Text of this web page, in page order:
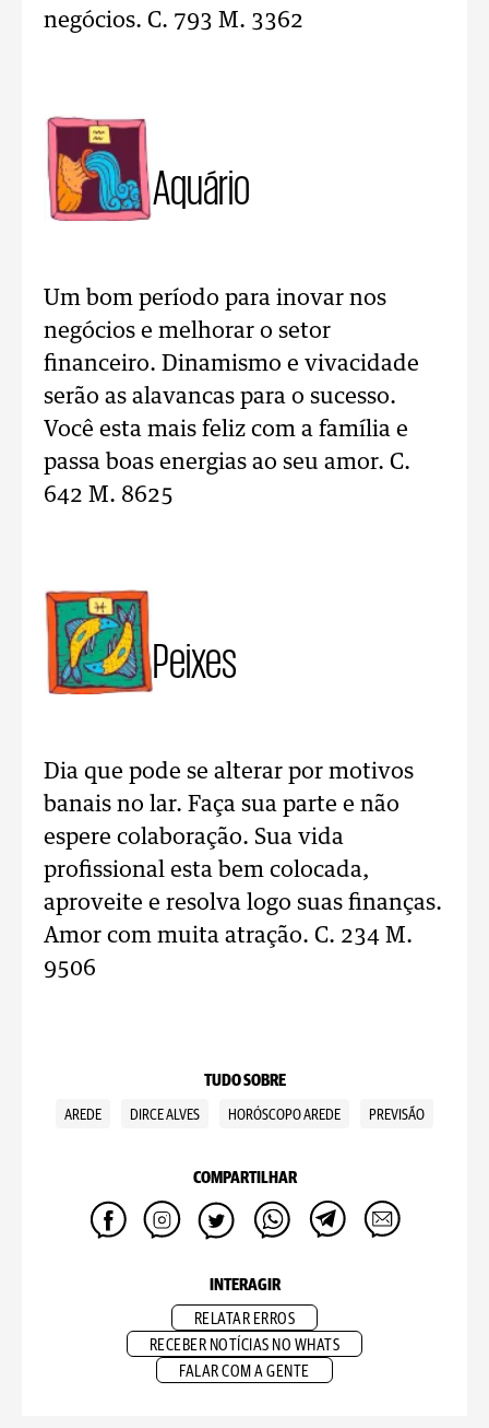
negócios. C. 793 M. 3362
Aquário
Um bom período para inovar nos
negócios e melhorar o setor
financeiro. Dinamismo e vivacidade
serão as alavancas para o sucesso.
Você esta mais feliz com a família e
passa boas energias ao seu amor. C.
642 M. 8625
Peixes
Dia que pode se alterar por motivos
banais no lar. Faça sua parte e não
espere colaboração. Sua vida
profissional esta bem colocada,
aproveite e resolva logo suas finanças.
Amor com muita atração. C. 234 M.
9506
TUDO SOBRE
AREDE DIRCE ALVES HORÓSCOPO AREDE PREVISÃO
COMPARTILHAR
INTERAGIR
RELATAR ERROS
RECEBER NOTÍCIAS NO WHATS
FALAR COM A GENTE